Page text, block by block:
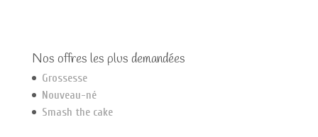
Nos offres les plus demandées
Grossesse
Nouveau-né
Smash the cake